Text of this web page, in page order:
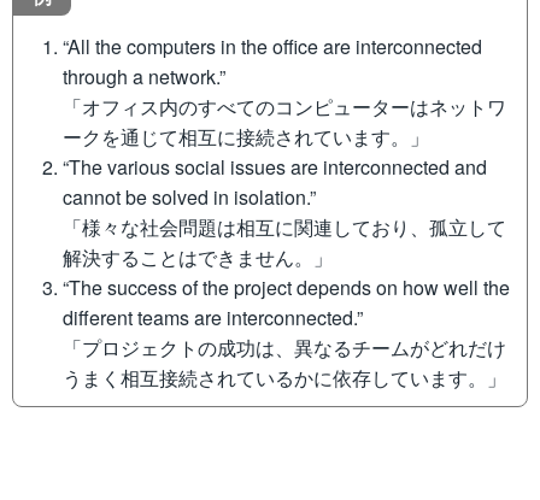
“All the computers in the office are interconnected
through a network.”
「オフィス内のすべてのコンピューターはネットワ
ークを通じて相互に接続されています。」
“The various social issues are interconnected and
cannot be solved in isolation.”
「様々な社会問題は相互に関連しており、孤立して
解決することはできません。」
“The success of the project depends on how well the
different teams are interconnected.”
「プロジェクトの成功は、異なるチームがどれだけ
うまく相互接続されているかに依存しています。」